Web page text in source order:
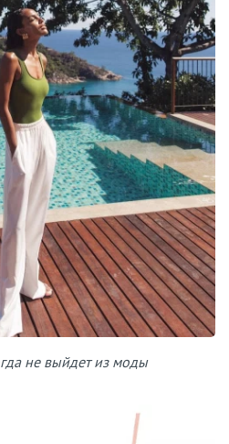
не выйдет из моды